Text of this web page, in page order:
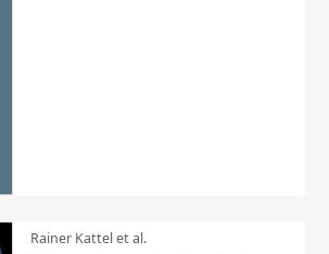
Rainer Kattel et al.